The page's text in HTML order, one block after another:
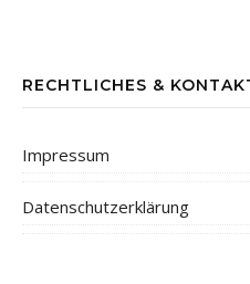
RECHTLICHES &
Impressum
Datenschutzerklärung